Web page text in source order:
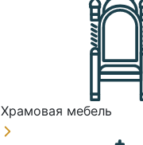
Храмовая мебель